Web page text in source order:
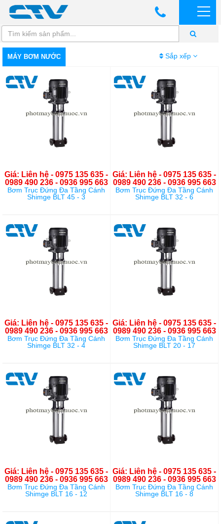
MÁY BƠM NƯỚC Sắp xếp
Giá: Liên hệ - 0975 135 635 -
0989 490 236 - 0936 995 663
Bơm Trục Đứng Đa Tầng Cánh
Shimge BLT 45 - 3
Giá: Liên hệ - 0975 135 635 -
0989 490 236 - 0936 995 663
Bơm Trục Đứng Đa Tầng Cánh
Shimge BLT 32 - 6
Giá: Liên hệ - 0975 135 635 -
0989 490 236 - 0936 995 663
Bơm Trục Đứng Đa Tầng Cánh
Shimge BLT 32 - 4
Giá: Liên hệ - 0975 135 635 -
0989 490 236 - 0936 995 663
Bơm Trục Đứng Đa Tầng Cánh
Shimge BLT 20 - 17
Giá: Liên hệ - 0975 135 635 -
0989 490 236 - 0936 995 663
Bơm Trục Đứng Đa Tầng Cánh
Shimge BLT 16 - 12
Giá: Liên hệ - 0975 135 635 -
0989 490 236 - 0936 995 663
Bơm Trục Đứng Đa Tầng Cánh
Shimge BLT 16 - 8